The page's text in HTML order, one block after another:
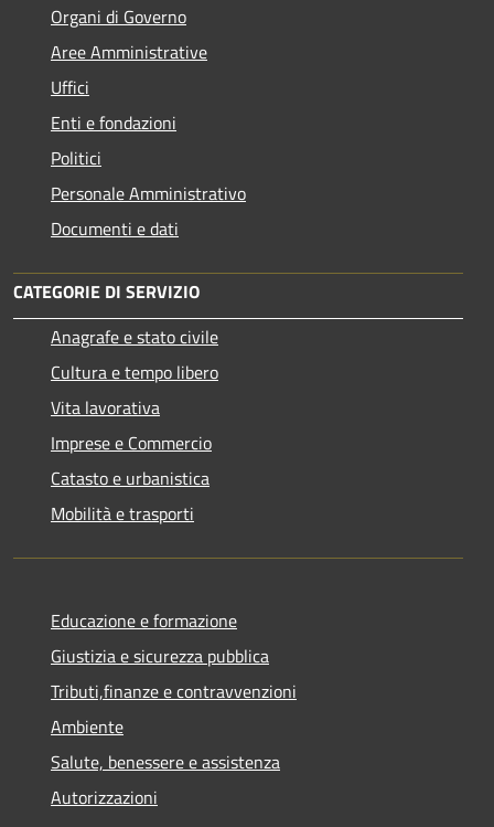
Organi di Governo
Aree Amministrative
Uffici
Enti e fondazioni
Politici
Personale Amministrativo
Documenti e dati
CATEGORIE DI SERVIZIO
Anagrafe e stato civile
Cultura e tempo libero
Vita lavorativa
Imprese e Commercio
Catasto e urbanistica
Mobilità e trasporti
Educazione e formazione
Giustizia e sicurezza pubblica
Tributi,finanze e contravvenzioni
Ambiente
Salute, benessere e assistenza
Autorizzazioni